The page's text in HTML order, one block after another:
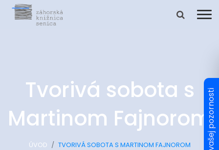
Tvorivá sobota s
Martinom Fajnorom
ÚVOD TVORIVÁ SOBOTA S MARTINOM FAJNOROM